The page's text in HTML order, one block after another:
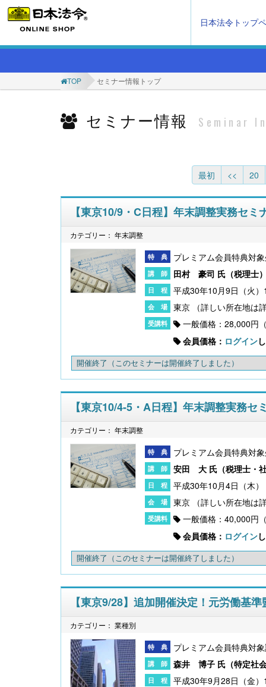
日本法令トップ
TOP セミナー情報トップ
セミナー情報 Seminar
最初 << 20
【東京10/9・C日程】年末調整実務セ
カテゴリー： 年末調整
プレミアム会員特典対
田村 豪司 氏（税理士）
平成30年10月9日（火
東京
一般価格：28,000円（
会員価格： ログイン
開催終了 （このセミナーは開催終了しました）
【東京10/4-5・A日程】年末調整実務
カテゴリー： 年末調整
プレミアム会員特典対
安田 大 氏（税理士・
平成30年10月4日（木
東京
一般価格：40,000円（
会員価格： ログイン
開催終了 （このセミナーは開催終了しました）
【東京9/28】追加開催決定！元労働基
カテゴリー： 業種別
プレミアム会員特典対象
森井 博子 氏（特定社
平成30年9月28日（金
〔改訂版〕Excelでできる 産前産後休業・育
児休業《簡単》管理
無料配信】技能実習廃止・新制度移行、特定技
能２号の対象拡大･･･ 改正対応＆社労士のコンサ
ル 外国人雇用実務研究会【橋本ゼミ】第3ク
ール の見どころ
【大注目】令和６年度 介護事業所の処遇改善加
栗原知女）